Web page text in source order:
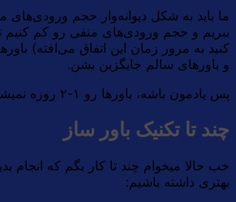
ما باید به شکل دیوانه‌وار حجم ورودی‌های
ببریم و حجم ورودی‌های منفی رو کم کنیم
کنید به مرور زمان این اتفاق می‌افته)
و باورهای سالم جایگزین بشن.
پس یادمون باشه، باورها رو ۱-۲ روزه نمیشه تغییر داد.
چند تا تکنیک باور ساز
خب حالا میخوام چند تا کار بگم که انجام
بهتری داشته باشیم: